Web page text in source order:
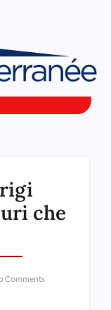
che
Comments